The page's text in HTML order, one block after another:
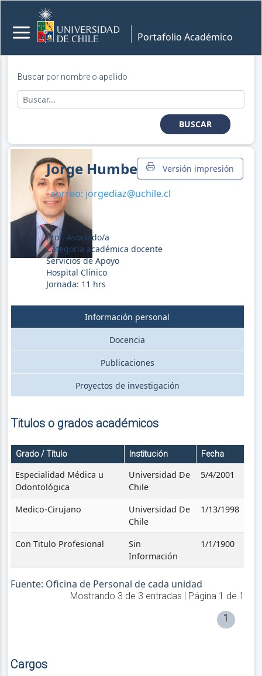
Portafolio Académico
Buscar por nombre o apellido
BUSCAR
Versión impresión
Jorge Humberto Díaz Jara
correo: jorgediaz@uchile.cl
Prof. Asociado/a
Categoría académica docente
Servicios de Apoyo
Hospital Clínico
Jornada: 11 hrs
Información personal
Docencia
Publicaciones
Proyectos de investigación
Titulos o grados académicos
Grado / Título Institución Fecha
Especialidad Médica u
Odontológica
Universidad De
Chile
5/4/2001
Medico-Cirujano
Universidad De
Chile
1/13/1998
Con Titulo Profesional
Sin
Información
1/1/1900
Fuente: Oficina de Personal de cada unidad
Mostrando 3 de 3 entradas | Página 1 de 1
1
Cargos